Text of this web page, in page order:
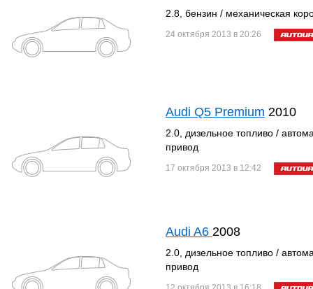
2.8, бензин / механическая
24 октября 2013 в 20:26
Audi Q5 Premium 2010
2.0, дизельное топливо /
привод
17 октября 2013 в 12:42
Audi A6 2008
2.0, дизельное топливо /
привод